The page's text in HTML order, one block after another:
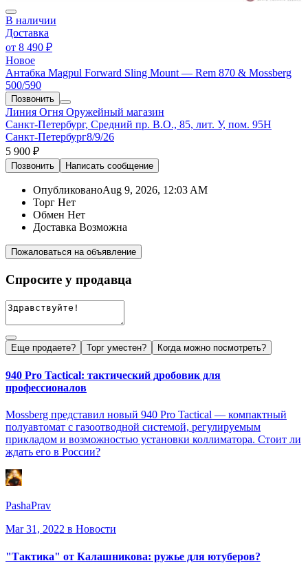
В наличии
Доставка
от 8 490 ₽
Новое
Антабка Magpul Forward Sling Mount — Rem 870 & Mossberg
500/590
Позвонить
Линия Огня Оружейный магазин
Санкт-Петербург, Средний пр. В.О., 85, лит. У, пом. 95Н
Санкт-Петербург8/9/26
5 900 ₽
Позвонить Написать сообщение
ОпубликованоAug 9, 2026, 12:03 AM
Торг Нет
Обмен Нет
Доставка Возможна
Пожаловаться на объявление
Спросите у продавца
Еще продаете? Торг уместен? Когда можно посмотреть?
940 Pro Tactical: тактический дробовик для
профессионалов
Mossberg представил новый 940 Pro Tactical — компактный
полуавтомат с газоотводной системой, регулируемым
прикладом и возможностью установки коллиматора. Стоит ли
ждать его в России?
PashaPrav
Mar 31, 2022 в Новости
"Тактика" от Калашникова: ружье для ютуберов?